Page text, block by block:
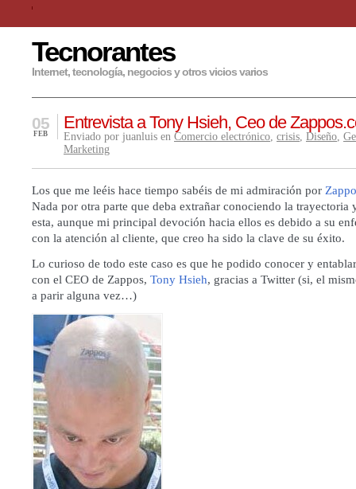
Tecnorantes
Internet, tecnología, negocios y otros vicios varios
Entrevista a Tony Hsieh, Ceo de
05
FEB Enviado por juanluis en Comercio electrónico, crisis, Diseño,
Marketing
Los que me leéis hace tiempo sabéis de mi admiración por
Nada por otra parte que deba extrañar conociendo la trayectoria
esta, aunque mi principal devoción hacia ellos es debido a su
con la atención al cliente, que creo ha sido la clave de su éxito.
Lo curioso de todo este caso es que he podido conocer y
con el CEO de Zappos, Tony Hsieh, gracias a Twitter (si, el
a parir alguna vez…)